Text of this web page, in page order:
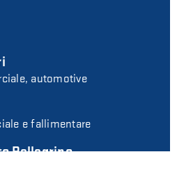
automotive
e fallimentare
Pellegrino